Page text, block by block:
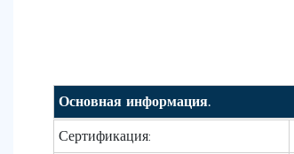
Основная информация.
Сертификация: